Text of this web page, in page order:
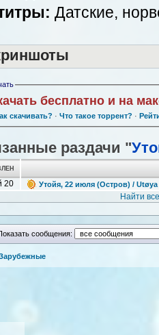
Датские,
бесплатно и на
скачивать? · Что такое торрент? ·
раздачи "
20 Утойя, 22 июля (Остров) /
Найти
сообщения: